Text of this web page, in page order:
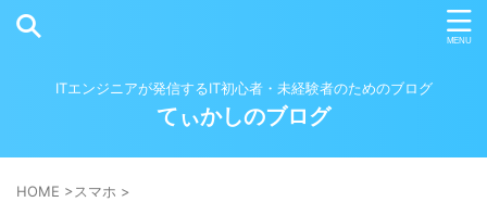
ITエンジニアが発信するIT初心者・未経験者のためのブログ
てぃかしのブログ
HOME >スマホ >